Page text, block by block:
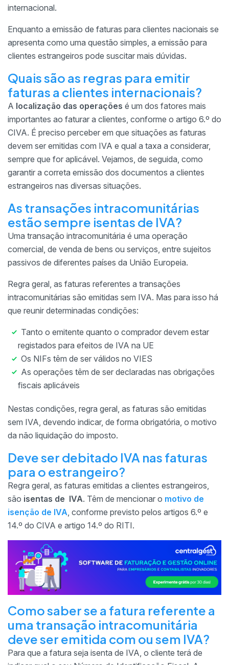
internacional.
Enquanto a emissão de faturas para clientes nacionais se
apresenta como uma questão simples, a emissão para
clientes estrangeiros pode suscitar mais dúvidas.
Quais são as regras para emitir
faturas a clientes internacionais?
A localização das operações é um dos fatores mais
importantes ao faturar a clientes, conforme o artigo 6.º do
CIVA. É preciso perceber em que situações as faturas
devem ser emitidas com IVA e qual a taxa a considerar,
sempre que for aplicável. Vejamos, de seguida, como
garantir a correta emissão dos documentos a clientes
estrangeiros nas diversas situações.
As transações intracomunitárias
estão sempre isentas de IVA?
Uma transação intracomunitária é uma operação
comercial, de venda de bens ou serviços, entre sujeitos
passivos de diferentes países da União Europeia.
Regra geral, as faturas referentes a transações
intracomunitárias são emitidas sem IVA. Mas para isso há
que reunir determinadas condições:
Tanto o emitente quanto o comprador devem estar
registados para efeitos de IVA na UE
Os NIFs têm de ser válidos no VIES
As operações têm de ser declaradas nas obrigações
fiscais aplicáveis
Nestas condições, regra geral, as faturas são emitidas
sem IVA, devendo indicar, de forma obrigatória, o motivo
da não liquidação do imposto.
Deve ser debitado IVA nas faturas
para o estrangeiro?
Regra geral, as faturas emitidas a clientes estrangeiros,
são isentas de IVA. Têm de mencionar o motivo de
isenção de IVA, conforme previsto pelos artigos 6.º e
14.º do CIVA e artigo 14.º do RITI.
Como saber se a fatura referente a
uma transação intracomunitária
deve ser emitida com ou sem IVA?
Para que a fatura seja isenta de IVA, o cliente terá de